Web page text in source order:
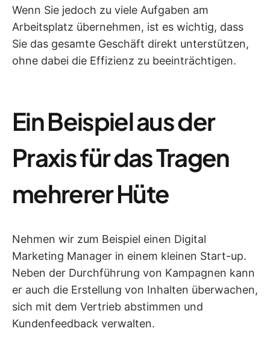
Wenn Sie jedoch zu viele Aufgaben am
Arbeitsplatz übernehmen, ist es wichtig, dass
Sie das gesamte Geschäft direkt unterstützen,
ohne dabei die Effizienz zu beeinträchtigen.
Ein Beispiel aus der
Praxis für das Tragen
mehrerer Hüte
Nehmen wir zum Beispiel einen Digital
Marketing Manager in einem kleinen Start-up.
Neben der Durchführung von Kampagnen kann
er auch die Erstellung von Inhalten überwachen,
sich mit dem Vertrieb abstimmen und
Kundenfeedback verwalten.